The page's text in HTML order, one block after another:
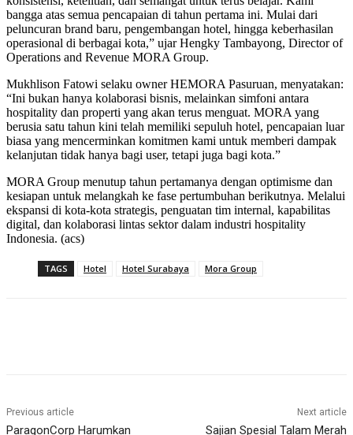
bangga atas semua pencapaian di tahun pertama ini. Mulai dari
peluncuran brand baru, pengembangan hotel, hingga keberhasilan
operasional di berbagai kota,” ujar Hengky Tambayong, Director of
Operations and Revenue MORA Group.
Mukhlison Fatowi selaku owner HEMORA Pasuruan, menyatakan:
“Ini bukan hanya kolaborasi bisnis, melainkan simfoni antara
hospitality dan properti yang akan terus menguat. MORA yang
berusia satu tahun kini telah memiliki sepuluh hotel, pencapaian luar
biasa yang mencerminkan komitmen kami untuk memberi dampak
kelanjutan tidak hanya bagi user, tetapi juga bagi kota.”
MORA Group menutup tahun pertamanya dengan optimisme dan
kesiapan untuk melangkah ke fase pertumbuhan berikutnya. Melalui
ekspansi di kota-kota strategis, penguatan tim internal, kapabilitas
digital, dan kolaborasi lintas sektor dalam industri hospitality
Indonesia. (acs)
TAGS Hotel Hotel Surabaya Mora Group
Previous article
ParagonCorp Harumkan
Next article
Sajian Spesial Talam Merah